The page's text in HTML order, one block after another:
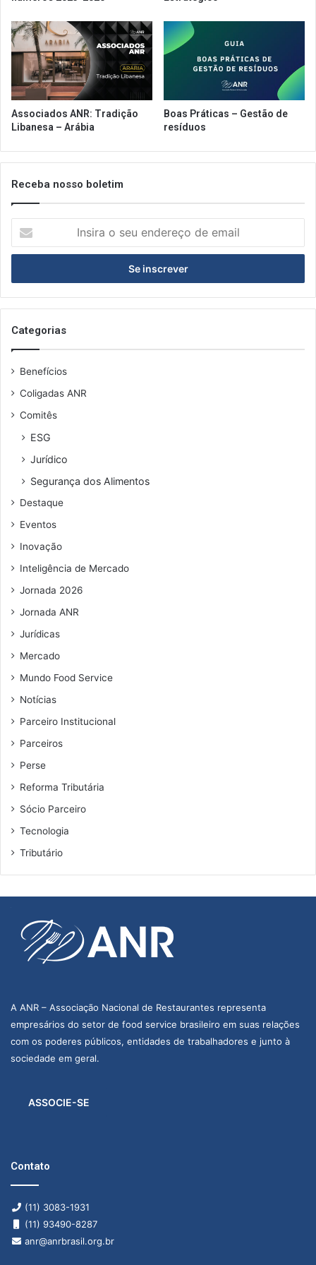
i
n
s
r
e
o
e
t
o
a
u
l
Associados ANR: Tradição
Libanesa – Arábia
Boas Práticas – Gestão de
resíduos
Receba nosso boletim
s
r
a
s
e
n
e
e
e
a
i
Categorias
Benefícios
Coligadas ANR
Comitês
ESG
Jurídico
Segurança dos Alimentos
Destaque
Eventos
Inovação
Inteligência de Mercado
Jornada 2026
Jornada ANR
Jurídicas
Mercado
Mundo Food Service
Notícias
Parceiro Institucional
Parceiros
Perse
Reforma Tributária
Sócio Parceiro
Tecnologia
Tributário
A ANR – Associação Nacional de Restaurantes representa
empresários do setor de food service brasileiro em suas relações
com os poderes públicos, entidades de trabalhadores e junto à
sociedade em geral.
ASSOCIE-SE
Contato
(11) 3083-1931
(11) 93490-8287
anr@anrbrasil.org.br